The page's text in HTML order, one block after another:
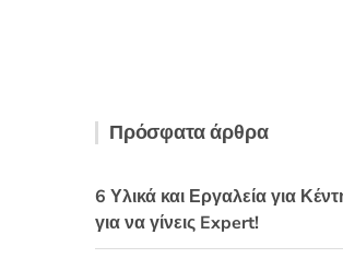
Πρόσφατα άρθρα
6 Υλικά και Εργαλεία για
για να γίνεις Expert!